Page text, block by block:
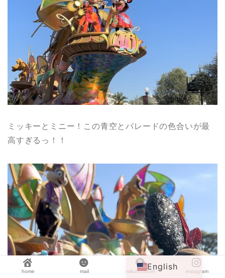
ミッキーとミニー！この青空とパレードの色合いが最
高すぎるっ！！
home mail rakutenroom instagram
English
Japanese